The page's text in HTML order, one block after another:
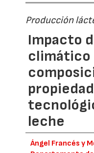
Producción
Impacto
climático
leche
Ángel Francés y